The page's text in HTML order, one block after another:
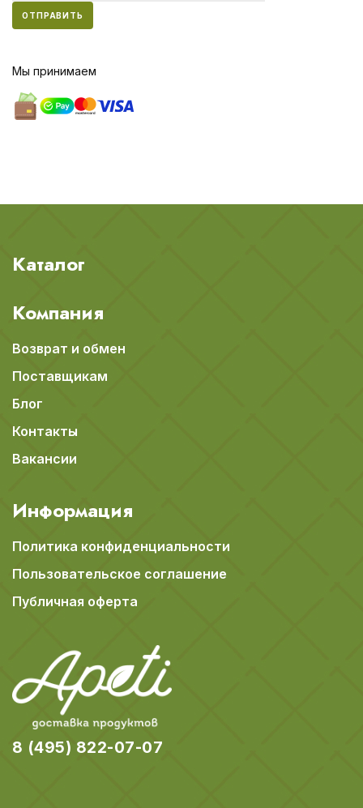
ОТПРАВИТЬ
Мы принимаем
Каталог
Компания
Возврат и обмен
Поставщикам
Блог
Контакты
Вакансии
Информация
Политика конфиденциальности
Пользовательское соглашение
Публичная оферта
8 (495) 822-07-07